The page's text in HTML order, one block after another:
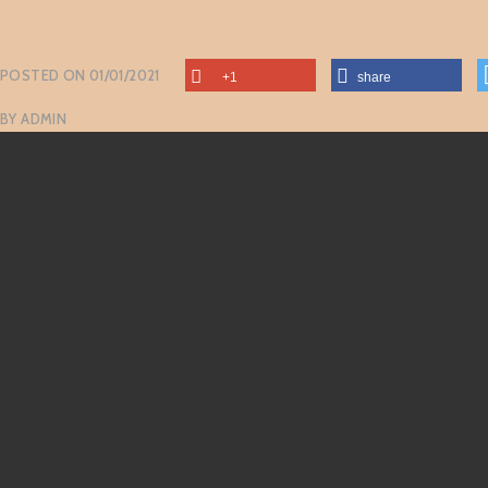
POSTED ON 01/01/2021
BYADMIN
+1 share